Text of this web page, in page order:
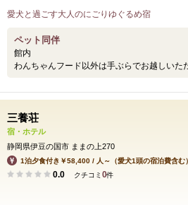
愛犬と過ごす大人のにごりゆぐるめ宿
ペット同伴
館内
わんちゃんフード以外は手ぶらでお越しいた
三養荘
宿・ホテル
静岡県伊豆の国市 ままの上270
1泊夕食付き￥58,400 / 人～（愛犬1頭の宿泊費含
0.0 クチコミ 0件